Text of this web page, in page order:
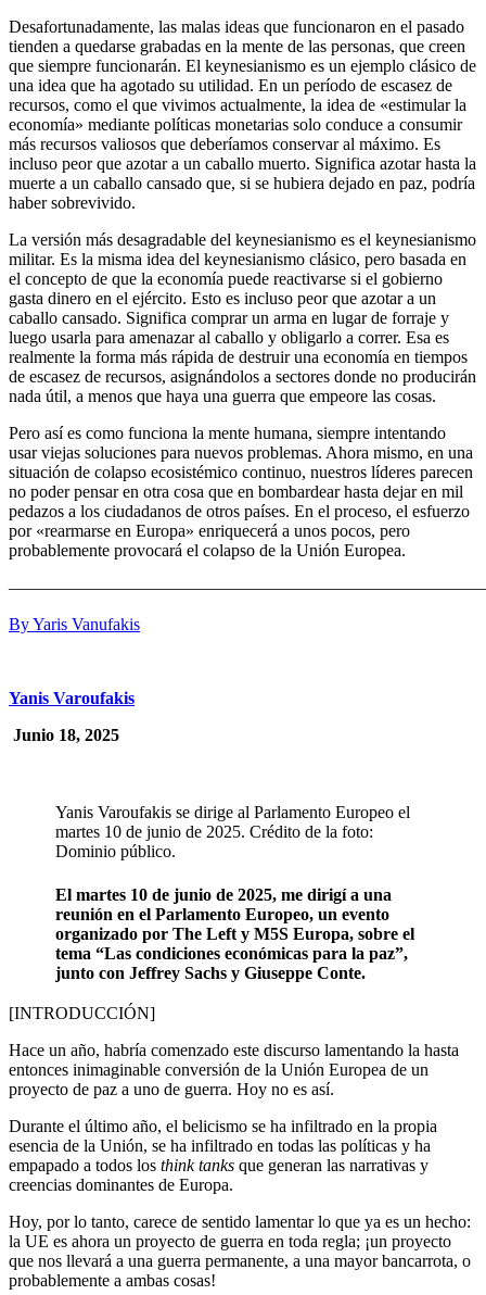
Desafortunadamente, las malas ideas que funcionaron en el pasado
tienden a quedarse grabadas en la mente de las personas, que creen
que siempre funcionarán. El keynesianismo es un ejemplo clásico de
una idea que ha agotado su utilidad. En un período de escasez de
recursos, como el que vivimos actualmente, la idea de «estimular la
economía» mediante políticas monetarias solo conduce a consumir
más recursos valiosos que deberíamos conservar al máximo. Es
incluso peor que azotar a un caballo muerto. Significa azotar hasta la
muerte a un caballo cansado que, si se hubiera dejado en paz, podría
haber sobrevivido.
La versión más desagradable del keynesianismo es el keynesianismo
militar. Es la misma idea del keynesianismo clásico, pero basada en
el concepto de que la economía puede reactivarse si el gobierno
gasta dinero en el ejército. Esto es incluso peor que azotar a un
caballo cansado. Significa comprar un arma en lugar de forraje y
luego usarla para amenazar al caballo y obligarlo a correr. Esa es
realmente la forma más rápida de destruir una economía en tiempos
de escasez de recursos, asignándolos a sectores donde no producirán
nada útil, a menos que haya una guerra que empeore las cosas.
Pero así es como funciona la mente humana, siempre intentando
usar viejas soluciones para nuevos problemas. Ahora mismo, en una
situación de colapso ecosistémico continuo, nuestros líderes parecen
no poder pensar en otra cosa que en bombardear hasta dejar en mil
pedazos a los ciudadanos de otros países. En el proceso, el esfuerzo
por «rearmarse en Europa» enriquecerá a unos pocos, pero
probablemente provocará el colapso de la Unión Europea.
By Yaris Vanufakis
Yanis Varoufakis
Junio 18, 2025
Yanis Varoufakis se dirige al Parlamento Europeo el
martes 10 de junio de 2025. Crédito de la foto:
Dominio público.
El martes 10 de junio de 2025, me dirigí a una
reunión en el Parlamento Europeo, un evento
organizado por The Left y M5S Europa, sobre el
tema “Las condiciones económicas para la paz”,
junto con Jeffrey Sachs y Giuseppe Conte.
[INTRODUCCIÓN]
Hace un año, habría comenzado este discurso lamentando la hasta
entonces inimaginable conversión de la Unión Europea de un
proyecto de paz a uno de guerra. Hoy no es así.
Durante el último año, el belicismo se ha infiltrado en la propia
esencia de la Unión, se ha infiltrado en todas las políticas y ha
empapado a todos los think tanks que generan las narrativas y
creencias dominantes de Europa.
Hoy, por lo tanto, carece de sentido lamentar lo que ya es un hecho:
la UE es ahora un proyecto de guerra en toda regla; ¡un proyecto
que nos llevará a una guerra permanente, a una mayor bancarrota, o
probablemente a ambas cosas!